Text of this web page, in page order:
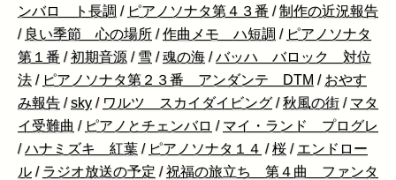
ンバロ ト長調 / ピアノソナタ第４３番 /制作の近況報告
/ 良い季節 心の場所 /作曲メモ ハ短調 / ピアノソナタ
第１番 /初期音源 / 雪 /魂の海 /バッハ バロック 対位
法 / ピアノソナタ第２３番 アンダンテ DTM / おやす
み報告 /sky / ワルツ スカイダイビング /秋風の街 / マタ
イ受難曲 / ピアノとチェンバロ / マイ・ランド プログレ
/ハナミズキ 紅葉 / ピアノソナタ１４ /桜 / エンドロー
ル / ラジオ放送の予定 /祝福の旅立ち 第４曲 ファンタ